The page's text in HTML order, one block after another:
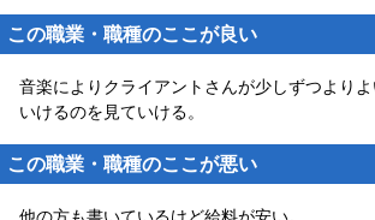
この職業・職種のここが良い
音楽によりクライアントさんが少しずつより
いけるのを見ていける。
この職業・職種のここが悪い